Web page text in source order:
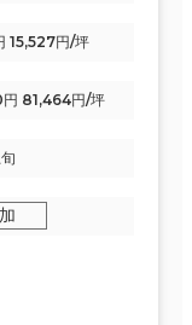
15,527円/坪
81,464円/坪